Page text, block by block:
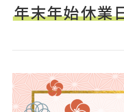
年末年始休業